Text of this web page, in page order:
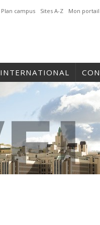
Plan campus Sites A-Z Mon
INTERNATIONAL